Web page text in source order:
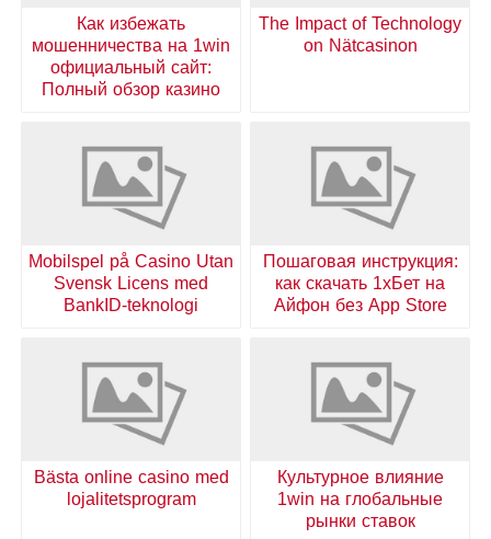
The Impact of Technology
on Nätcasinon
Как избежать
мошенничества на 1win
официальный сайт:
Полный обзор казино
Пошаговая инструкция:
как скачать 1хБет на
Айфон без App Store
Mobilspel på Casino Utan
Svensk Licens med
BankID-teknologi
Культурное влияние
1win на глобальные
рынки ставок
Bästa online casino med
lojalitetsprogram